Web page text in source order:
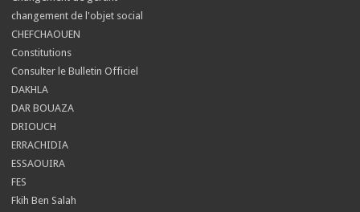
changement de l'objet social
CHEFCHAOUEN
Constitutions
Consulter le Bulletin Officiel
DAKHLA
DAR BOUAZA
DRIOUCH
ERRACHIDIA
ESSAOUIRA
FES
Fkih Ben Salah